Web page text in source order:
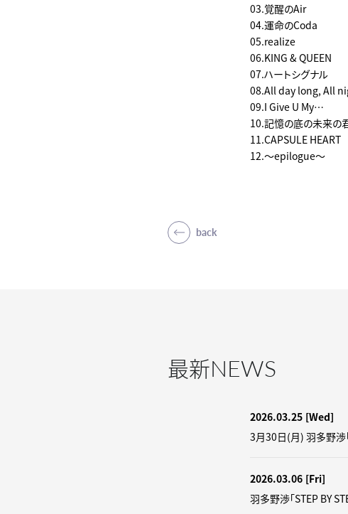
03.覚醒のAir
04.運命のCoda
05.realize
06.KING & QUEEN
07.ハートシグナル
08.All day long, All
09.I Give U My…
10.記憶の底の未来の
11.CAPSULE HEART
12.～epilogue～
back
最新NEWS
2026.03.25 [Wed]
3月30日(月) 羽多野渉
2026.03.06 [Fri]
羽多野渉「STEP BY